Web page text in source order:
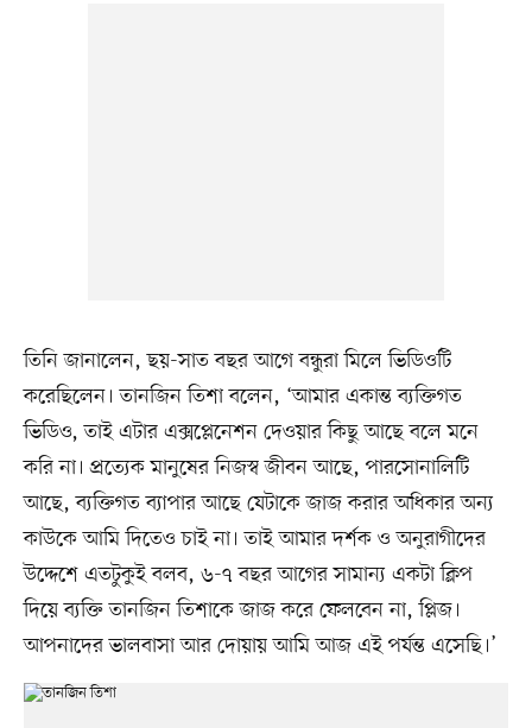
তিনি জানালেন, ছয়-সাত বছর আগে বন্ধুরা মিলে ভিডিওটি
করেছিলেন। তানজিন তিশা বলেন, ‘আমার একান্ত ব্যক্তিগত
ভিডিও, তাই এটার এক্সপ্লেনেশন দেওয়ার কিছু আছে বলে মনে
করি না। প্রত্যেক মানুষের নিজস্ব জীবন আছে, পারসোনালিটি
আছে, ব্যক্তিগত ব্যাপার আছে যেটাকে জাজ করার অধিকার অন্য
কাউকে আমি দিতেও চাই না। তাই আমার দর্শক ও অনুরাগীদের
উদ্দেশে এতটুকুই বলব, ৬-৭ বছর আগের সামান্য একটা ক্লিপ
দিয়ে ব্যক্তি তানজিন তিশাকে জাজ করে ফেলবেন না, প্লিজ।
আপনাদের ভালবাসা আর দোয়ায় আমি আজ এই পর্যন্ত এসেছি।’